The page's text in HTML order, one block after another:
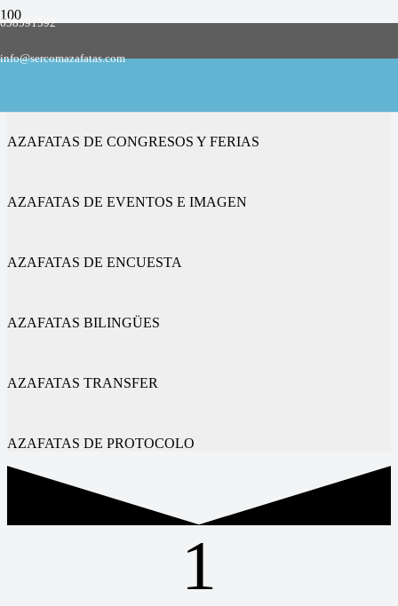
658591592
info@sercomazafatas.com
AZAFATAS DE CONGRESOS Y FERIAS
AZAFATAS DE EVENTOS E IMAGEN
AZAFATAS DE ENCUESTA
AZAFATAS BILINGÜES
AZAFATAS TRANSFER
AZAFATAS DE PROTOCOLO
1